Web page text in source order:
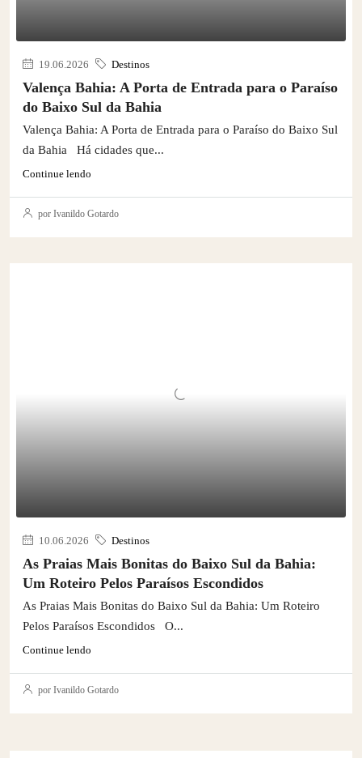
19.06.2026 Destinos
Valença Bahia: A Porta de Entrada para o Paraíso
do Baixo Sul da Bahia
Valença Bahia: A Porta de Entrada para o Paraíso do Baixo Sul
da Bahia Há cidades que...
Continue lendo
por Ivanildo Gotardo
10.06.2026 Destinos
As Praias Mais Bonitas do Baixo Sul da Bahia:
Um Roteiro Pelos Paraísos Escondidos
As Praias Mais Bonitas do Baixo Sul da Bahia: Um Roteiro
Pelos Paraísos Escondidos O...
Continue lendo
por Ivanildo Gotardo